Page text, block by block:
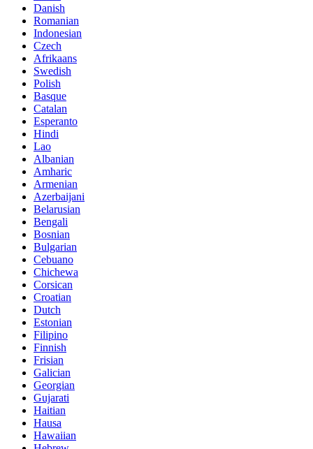
Danish
Romanian
Indonesian
Czech
Afrikaans
Swedish
Polish
Basque
Catalan
Esperanto
Hindi
Lao
Albanian
Amharic
Armenian
Azerbaijani
Belarusian
Bengali
Bosnian
Bulgarian
Cebuano
Chichewa
Corsican
Croatian
Dutch
Estonian
Filipino
Finnish
Frisian
Galician
Georgian
Gujarati
Haitian
Hausa
Hawaiian